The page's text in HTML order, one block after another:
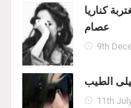
كناريا
عصام
9th
الطيب
11th